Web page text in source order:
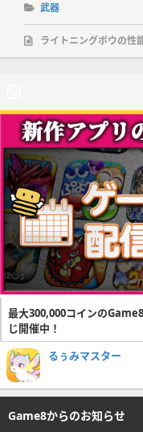
武器
ライトニングボウの性
最大300,000コインの
じ開催中！
るぅみマスター
Game8からのお知らせ